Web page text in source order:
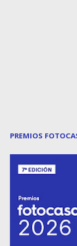
PREMIOS